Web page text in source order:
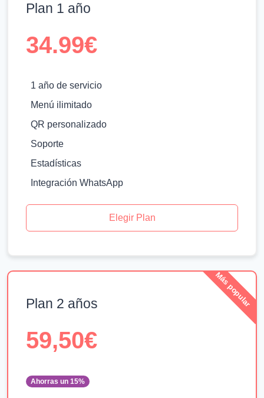
Plan 1 año
34.99€
1 año de servicio
Menú ilimitado
QR personalizado
Soporte
Estadísticas
Integración WhatsApp
Elegir Plan
Plan 2 años
59,50€
Ahorras un 15%